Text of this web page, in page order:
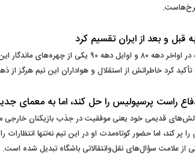
قبل و بعد از ایران تقسیم کرد
فابیو جانواریو، هافبک برزیلی محبوب
کرد خاطراتش از استقلال و هواداران این تیم هرگز
راست پرسپولیس را حل کند، اما به معمای
قدیمی خود یعنی موفقیت در جذب بازیکنان
اما حضور کوتاه‌مدت او در این تیم نه‌تنها انتظارات
از علامت سؤال‌های نقل‌وانتقالاتی باشگاه تبدیل شده است.